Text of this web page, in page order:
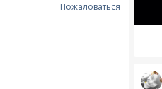
Пожаловаться